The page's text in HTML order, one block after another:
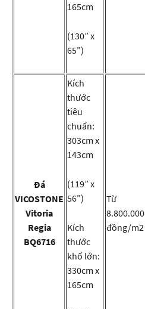
165cm
(130” x
65”)
Đá
VICOSTONE
Vitoria
Regia
BQ6716
Kích
thước
tiêu
chuẩn:
303cm x
143cm
(119” x
56”)
Kích
thước
khổ lớn:
330cm x
165cm
Từ
8.800.000
đồng/m2